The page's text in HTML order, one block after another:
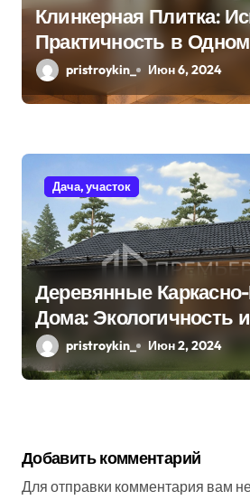
Клинкерная Плитка:
Практичность в
pristroykin_ Июн 6, 2024
Дача, участок
Деревянные
Дома: Экологичность и
Практичность
pristroykin_ Июн 2, 2024
Добавить комментарий
Для отправки комментария вам